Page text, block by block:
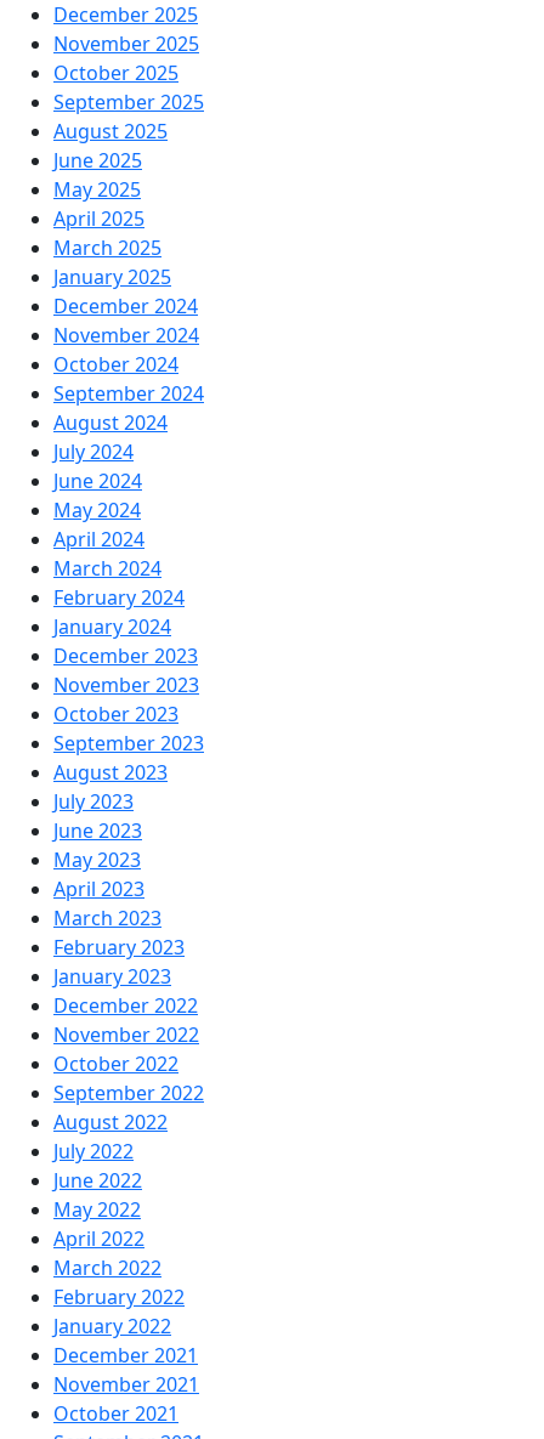
December 2025
November 2025
October 2025
September 2025
August 2025
June 2025
May 2025
April 2025
March 2025
January 2025
December 2024
November 2024
October 2024
September 2024
August 2024
July 2024
June 2024
May 2024
April 2024
March 2024
February 2024
January 2024
December 2023
November 2023
October 2023
September 2023
August 2023
July 2023
June 2023
May 2023
April 2023
March 2023
February 2023
January 2023
December 2022
November 2022
October 2022
September 2022
August 2022
July 2022
June 2022
May 2022
April 2022
March 2022
February 2022
January 2022
December 2021
November 2021
October 2021